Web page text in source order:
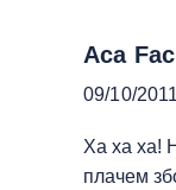
Aca
09/10/
Ха ха ха!
плачем